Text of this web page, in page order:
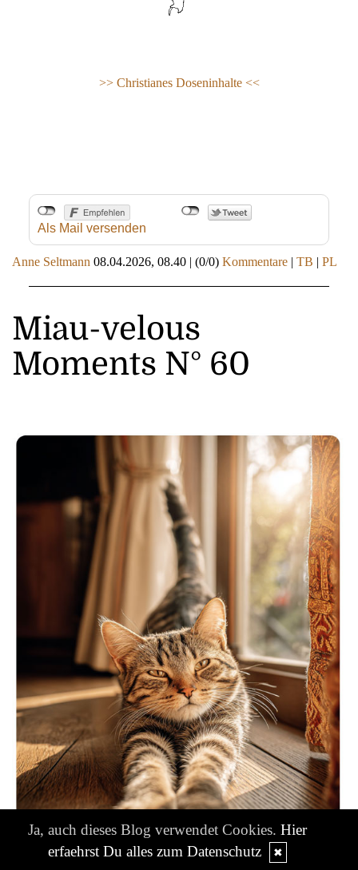
>> Christianes Doseninhalte <<
Als Mail versenden
Anne Seltmann 08.04.2026, 08.40 | (0/0) Kommentare | TB | PL
Miau-velous
Moments N° 60
Ja, auch dieses Blog verwendet Cookies. Hier
erfaehrst Du alles zum Datenschutz
✖